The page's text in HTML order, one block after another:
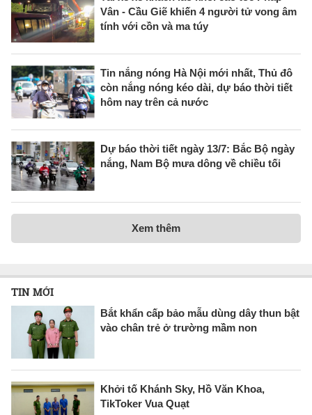
Vân - Cầu Giẽ khiến 4 người tử vong âm
tính với cồn và ma túy
Tin nắng nóng Hà Nội mới nhất, Thủ đô
còn nắng nóng kéo dài, dự báo thời tiết
hôm nay trên cả nước
Dự báo thời tiết ngày 13/7: Bắc Bộ ngày
nắng, Nam Bộ mưa dông về chiều tối
Xem thêm
TIN MỚI
Bắt khẩn cấp bảo mẫu dùng dây thun bật
vào chân trẻ ở trường mầm non
Khởi tố Khánh Sky, Hồ Văn Khoa,
TikToker Vua Quạt